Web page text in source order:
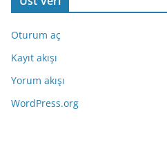
Oturum aç
Kayıt akışı
Yorum akışı
WordPress.org